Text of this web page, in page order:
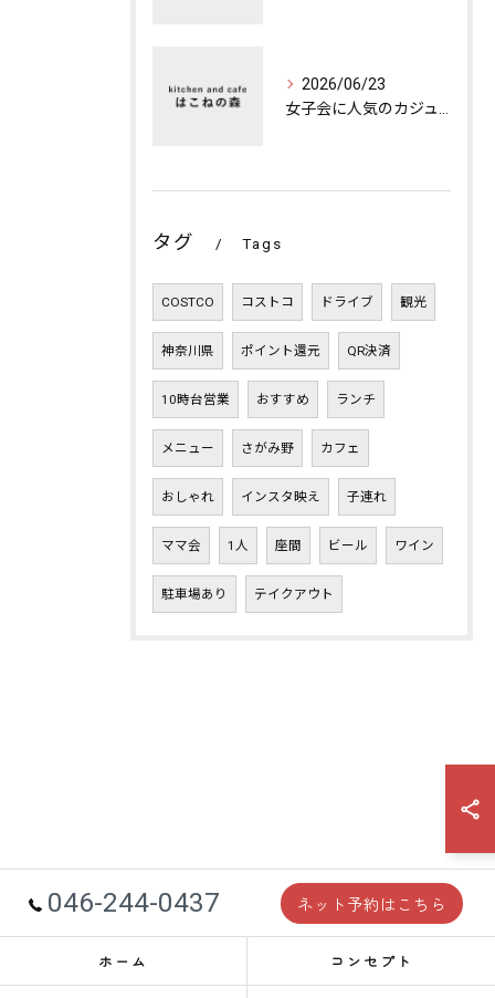
2026/06/23
タグ Tags
COSTCO コストコ ドライブ 観光
神奈川県 ポイント還元 QR決済
10時台営業 おすすめ ランチ
メニュー さがみ野 カフェ
おしゃれ インスタ映え 子連れ
ママ会 1人 座間 ビール ワイン
駐車場あり テイクアウト
046-244-0437 ネット予約はこちら
ホーム コンセプト